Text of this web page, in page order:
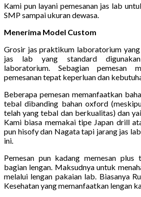
Kami pun layani pemesanan jas lab
SMP sampai ukuran dewasa.
Menerima Model Custom
Grosir jas praktikum laboratorium
jas lab yang standard
laboratorium. Sebagian pemesan
pemesanan tepat keperluan dan
Beberapa pemesan memanfaatkan
tebal dibanding bahan oxford
telah yang tebal dan berkualitas) dan
Kami biasa memakai tipe Japan drill
pun hisofy dan Nagata tapi jarang jas
ini.
Pemesan pun kadang memesan plus
bagian lengan. Maksudnya untuk
melalui lengan pakaian lab. Biasanya
Kesehatan yang memanfaatkan lengan